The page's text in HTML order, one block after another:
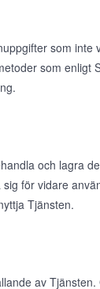
som inte
som enligt
och lagra
för vidare
Tjänsten.
av